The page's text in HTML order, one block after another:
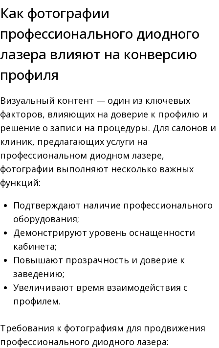
Как фотографии
профессионального диодного
лазера влияют на конверсию
профиля
Визуальный контент — один из ключевых
факторов, влияющих на доверие к профилю и
решение о записи на процедуры. Для салонов и
клиник, предлагающих услуги на
профессиональном диодном лазере,
фотографии выполняют несколько важных
функций:
Подтверждают наличие профессионального
оборудования;
Демонстрируют уровень оснащенности
кабинета;
Повышают прозрачность и доверие к
заведению;
Увеличивают время взаимодействия с
профилем.
Требования к фотографиям для продвижения
профессионального диодного лазера: